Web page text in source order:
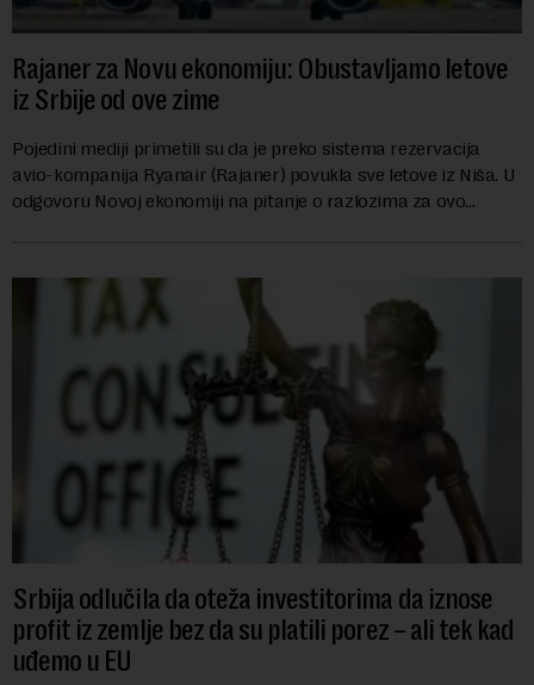
Rajaner za Novu ekonomiju: Obustavljamo letove
iz Srbije od ove zime
Pojedini mediji primetili su da je preko sistema rezervacija
avio-kompanija Ryanair (Rajaner) povukla sve letove iz Niša. U
odgovoru Novoj ekonomiji na pitanje o razlozima za ovo
Srbija odlučila da oteža investitorima da iznose
profit iz zemlje bez da su platili porez – ali tek kad
uđemo u EU